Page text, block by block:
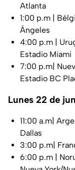
Atlanta
1:00 p.m |
Ángeles
4:00 p.m |
Estadio Miami
7:00 p.m|
Estadio BC
Lunes 22 de
11:00 a.m|
Dallas
3:00 p.m|
6:00 p.m |